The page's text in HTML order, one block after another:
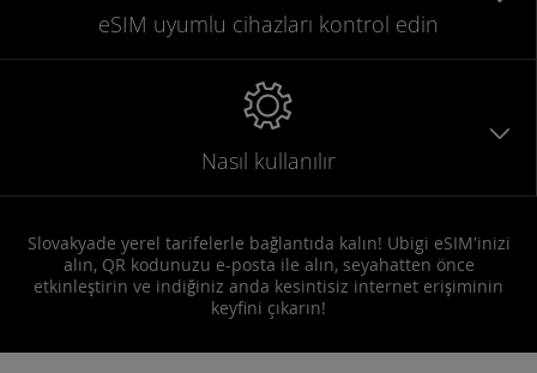
eSIM uyumlu cihazları kontrol edin
Nasıl kullanılır
Slovakyade yerel tarifelerle bağlantıda kalın! Ubigi eSIM'inizi
alın, QR kodunuzu e-posta ile alın, seyahatten önce
etkinleştirin ve indiğiniz anda kesintisiz internet erişiminin
keyfini çıkarın!